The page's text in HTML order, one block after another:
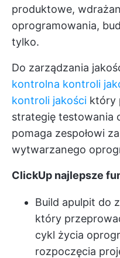
produktowe,
oprogramowania,
tylko.
Do zarządzania
kontrolna kontroli
kontroli jakości który
strategię testowania
pomaga zespołowi
wytwarzanego
ClickUp najlepsze
Build apulpit do
który
cykl życia
rozpoczęcia